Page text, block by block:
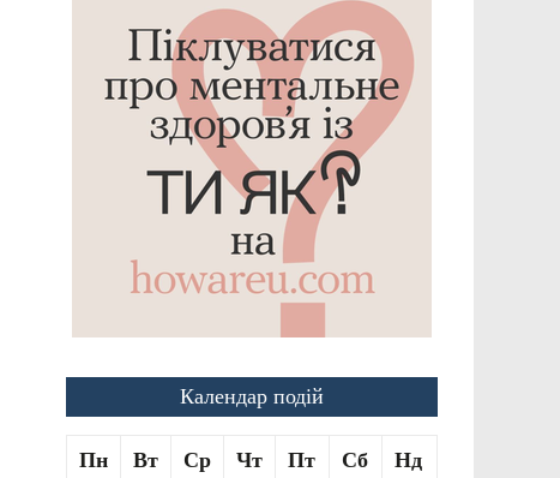
Календар подій
Пн Вт Ср Чт Пт Сб Нд